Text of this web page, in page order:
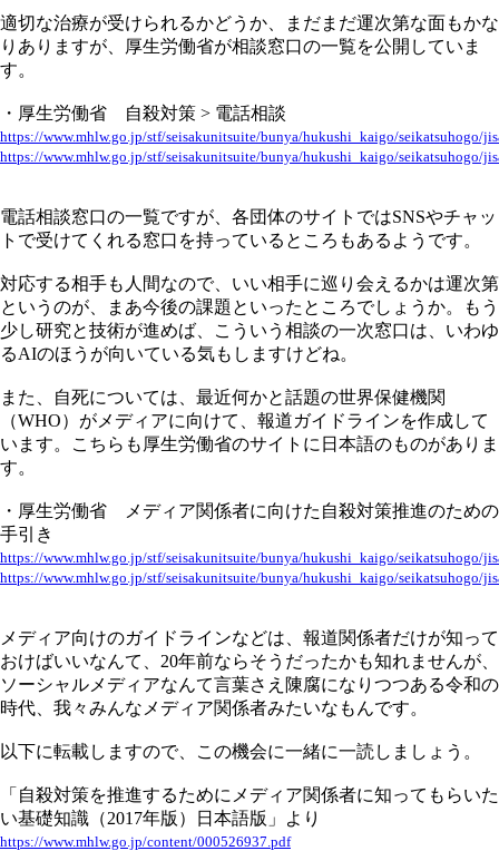
適切な治療が受けられるかどうか、まだまだ運次第な面もかな
りありますが、厚生労働省が相談窓口の一覧を公開していま
す。
・厚生労働省 自殺対策 > 電話相談
https://www.mhlw.go.jp/stf/seisakunitsuite/bunya/hukushi_kaigo/seikatsuhogo/
https://www.mhlw.go.jp/stf/seisakunitsuite/bunya/hukushi_kaigo/seikatsuhogo/
電話相談窓口の一覧ですが、各団体のサイトではSNSやチャッ
トで受けてくれる窓口を持っているところもあるようです。
対応する相手も人間なので、いい相手に巡り会えるかは運次第
というのが、まあ今後の課題といったところでしょうか。もう
少し研究と技術が進めば、こういう相談の一次窓口は、いわゆ
るAIのほうが向いている気もしますけどね。
また、自死については、最近何かと話題の世界保健機関
（WHO）がメディアに向けて、報道ガイドラインを作成して
います。こちらも厚生労働省のサイトに日本語のものがありま
す。
・厚生労働省 メディア関係者に向けた自殺対策推進のための
手引き
https://www.mhlw.go.jp/stf/seisakunitsuite/bunya/hukushi_kaigo/seikatsuhogo/
https://www.mhlw.go.jp/stf/seisakunitsuite/bunya/hukushi_kaigo/seikatsuhogo/
メディア向けのガイドラインなどは、報道関係者だけが知って
おけばいいなんて、20年前ならそうだったかも知れませんが、
ソーシャルメディアなんて言葉さえ陳腐になりつつある令和の
時代、我々みんなメディア関係者みたいなもんです。
以下に転載しますので、この機会に一緒に一読しましょう。
「自殺対策を推進するためにメディア関係者に知ってもらいた
い基礎知識（2017年版）日本語版」より
https://www.mhlw.go.jp/content/000526937.pdf